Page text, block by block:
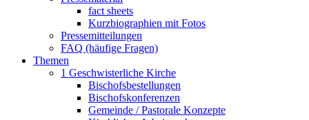
fact sheets
Kurzbiographien mit Fotos
Pressemitteilungen
FAQ (häufige Fragen)
Themen
1 Geschwisterliche Kirche
Bischofsbestellungen
Bischofskonferenzen
Gemeinde / Pastorale Konzepte